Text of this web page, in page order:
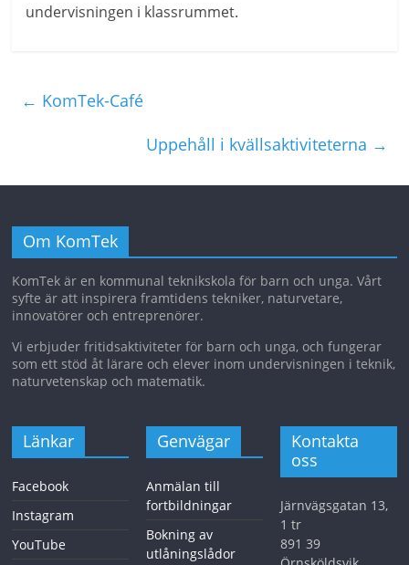
undervisningen i klassrummet.
← KomTek-Café
Uppehåll i kvällsaktiviteterna →
Om KomTek
KomTek är en kommunal teknikskola för barn och unga. Vårt
syfte är att inspirera framtidens tekniker, naturvetare,
innovatörer och entreprenörer.
Vi erbjuder fritidsaktiviteter för barn och unga, och fungerar
som ett stöd åt lärare och elever inom undervisningen i teknik,
naturvetenskap och matematik.
Länkar
Facebook
Instagram
YouTube
Genvägar
Anmälan till
fortbildningar
Bokning av
utlåningslådor
Kontakta
oss
Järnvägsgatan 13,
1 tr
891 39